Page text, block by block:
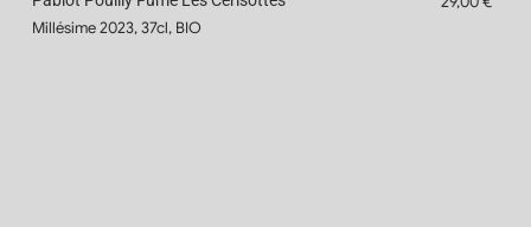
Millésime 2023, 37cl, BIO